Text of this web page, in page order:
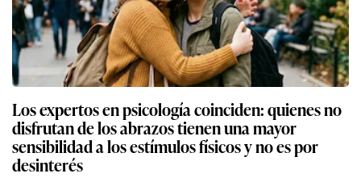
Los expertos en psicología coinciden: quienes no
disfrutan de los abrazos tienen una mayor
sensibilidad a los estímulos físicos y no es por
desinterés